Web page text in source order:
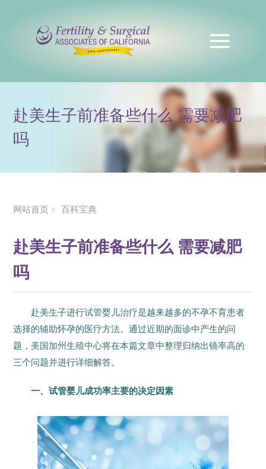
赴美生子前准备些什么 需要减肥
吗
网站首页 > 百科宝典
赴美生子前准备些什么 需要减肥
吗
赴美生子进行试管婴儿治疗是越来越多的不孕不育患者
选择的辅助怀孕的医疗方法。通过近期的面诊中产生的问
题， 美国加州生殖中心将在本篇文章中整理归纳出镜率高的
三个问题并进行详细解答。
一、试管婴儿成功率主要的决定因素